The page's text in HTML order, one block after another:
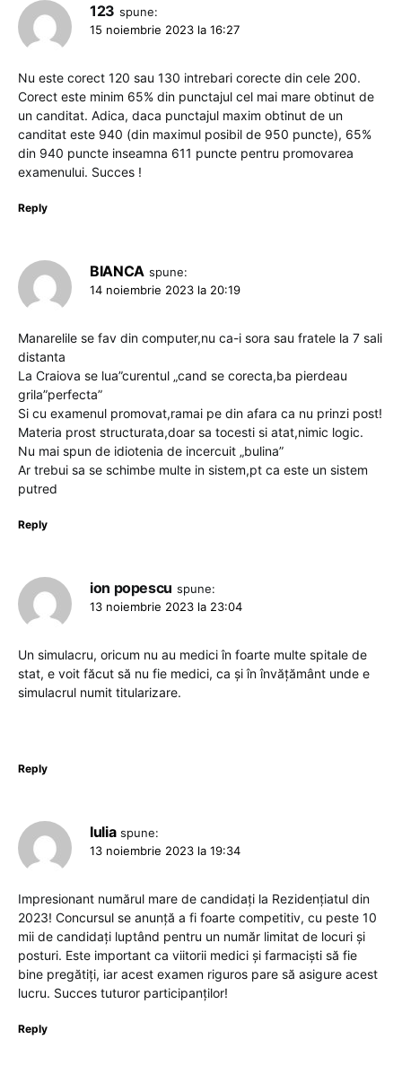
123 spune:
15 noiembrie 2023 la 16:27
Nu este corect 120 sau 130 intrebari corecte din cele 200.
Corect este minim 65% din punctajul cel mai mare obtinut de
un canditat. Adica, daca punctajul maxim obtinut de un
canditat este 940 (din maximul posibil de 950 puncte), 65%
din 940 puncte inseamna 611 puncte pentru promovarea
examenului. Succes !
Reply
BIANCA spune:
14 noiembrie 2023 la 20:19
Manarelile se fav din computer,nu ca-i sora sau fratele la 7 sali
distanta
La Craiova se lua”curentul „cand se corecta,ba pierdeau
grila”perfecta”
Si cu examenul promovat,ramai pe din afara ca nu prinzi post!
Materia prost structurata,doar sa tocesti si atat,nimic logic.
Nu mai spun de idiotenia de incercuit „bulina”
Ar trebui sa se schimbe multe in sistem,pt ca este un sistem
putred
Reply
ion popescu spune:
13 noiembrie 2023 la 23:04
Un simulacru, oricum nu au medici în foarte multe spitale de
stat, e voit făcut să nu fie medici, ca și în învățământ unde e
simulacrul numit titularizare.
Reply
Iulia spune:
13 noiembrie 2023 la 19:34
Impresionant numărul mare de candidați la Rezidențiatul din
2023! Concursul se anunță a fi foarte competitiv, cu peste 10
mii de candidați luptând pentru un număr limitat de locuri și
posturi. Este important ca viitorii medici și farmaciști să fie
bine pregătiți, iar acest examen riguros pare să asigure acest
lucru. Succes tuturor participanților!
Reply